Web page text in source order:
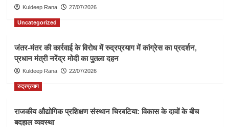
Kuldeep Rana 27/07/2026
Uncategorized
जंतर-मंतर की कार्रवाई के विरोध में रुद्रप्रयाग में कांग्रेस का प्रदर्शन,
प्रधान मंत्री नरेंद्र मोदी का पुतला दहन
Kuldeep Rana 22/07/2026
रुद्रप्रयाग
राजकीय औद्योगिक प्रशिक्षण संस्थान चिरबटिया: विकास के दावों के बीच
बदहाल व्यवस्था